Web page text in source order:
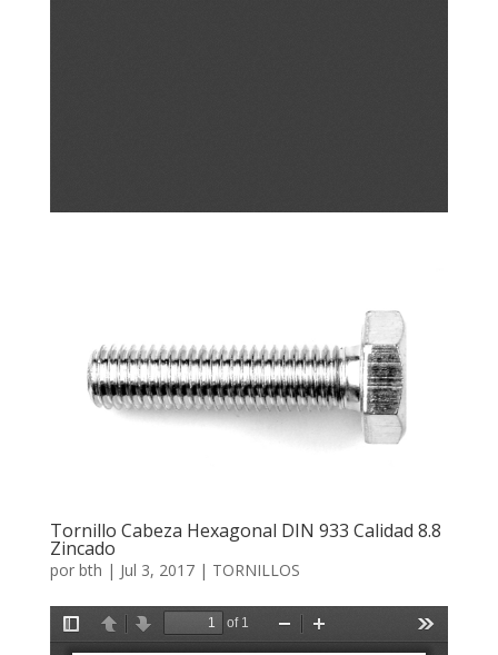
Tornillo Cabeza Hexagonal DIN 933 Calidad 8.8
Zincado
por bth | Jul 3, 2017| TORNILLOS